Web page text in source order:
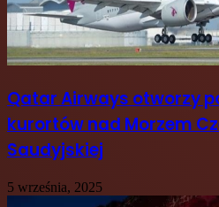
Qatar Airways otworzy
kurortów nad Morzem
Saudyjskiej
5 września, 2025